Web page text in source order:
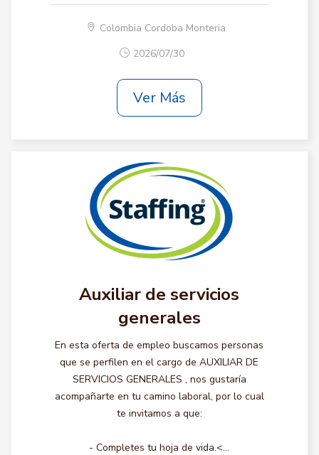
Colombia Cordoba Monteria
2026/07/30
Ver Más
Auxiliar de servicios
generales
En esta oferta de empleo buscamos personas
que se perfilen en el cargo de AUXILIAR DE
SERVICIOS GENERALES , nos gustaría
acompañarte en tu camino laboral, por lo cual
te invitamos a que:
- Completes tu hoja de vida.<...